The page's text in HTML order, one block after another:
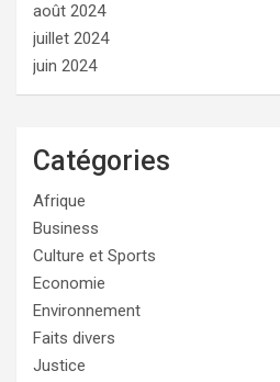
août 2024
juillet 2024
juin 2024
Catégories
Afrique
Business
Culture et Sports
Economie
Environnement
Faits divers
Justice